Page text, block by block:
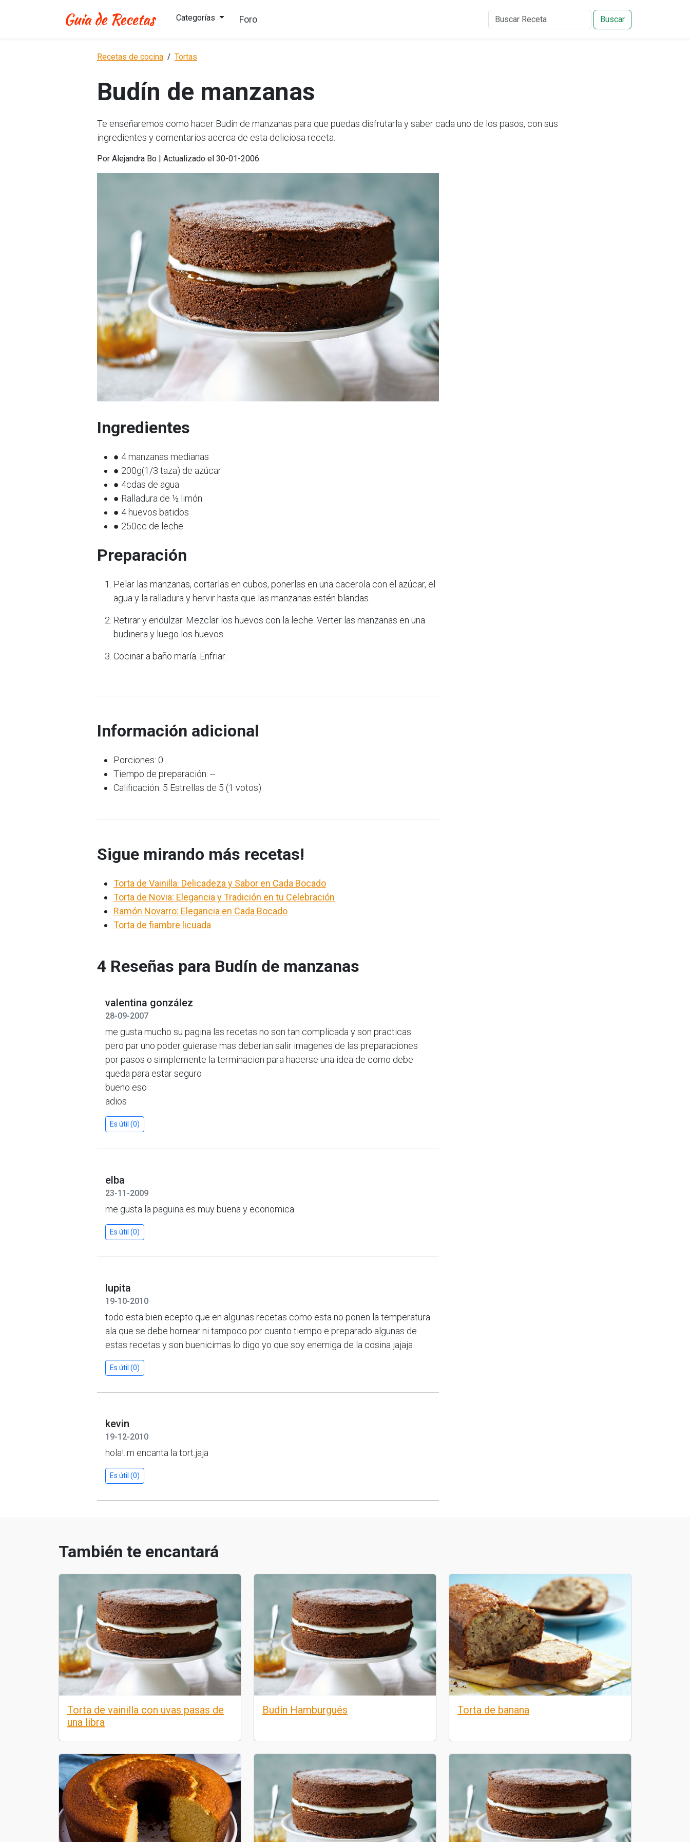
Categorías Foro Buscar
Recetas de cocina Tortas
Budín de manzanas
Te enseñaremos como hacer Budín de manzanas para que puedas disfrutarla y saber cada uno de los pasos, con sus
ingredientes y comentarios acerca de esta deliciosa receta.
Por Alejandra Bo | Actualizado el 30-01-2006
Ingredientes
● 4 manzanas medianas
● 200g(1/3 taza) de azúcar
● 4cdas de agua
● Ralladura de ½ limón
● 4 huevos batidos
● 250cc de leche
Preparación
Pelar las manzanas, cortarlas en cubos, ponerlas en una cacerola con el azúcar, el
agua y la ralladura y hervir hasta que las manzanas estén blandas.
Retirar y endulzar. Mezclar los huevos con la leche. Verter las manzanas en una
budinera y luego los huevos.
Cocinar a baño maría. Enfriar.
Información adicional
Porciones: 0
Tiempo de preparación: --
Calificación: 5 Estrellas de 5 (1 votos)
Sigue mirando más recetas!
Torta de Vainilla: Delicadeza y Sabor en Cada Bocado
Torta de Novia: Elegancia y Tradición en tu Celebración
Ramón Novarro: Elegancia en Cada Bocado
Torta de fiambre licuada
4 Reseñas para Budín de manzanas
valentina gonzález
28-09-2007
me gusta mucho su pagina las recetas no son tan complicada y son practicas
pero par uno poder guierase mas deberian salir imagenes de las preparaciones
por pasos o simplemente la terminacion para hacerse una idea de como debe
queda para estar seguro
bueno eso
adios
Es útil (0)
elba
23-11-2009
me gusta la paguina es muy buena y economica
Es útil (0)
lupita
19-10-2010
todo esta bien ecepto que en algunas recetas como esta no ponen la temperatura
ala que se debe hornear ni tampoco por cuanto tiempo e preparado algunas de
estas recetas y son buenicimas lo digo yo que soy enemiga de la cosina jajaja
Es útil (0)
kevin
19-12-2010
hola!..m encanta la tort.jaja
Es útil (0)
También te encantará
Torta de vainilla con uvas pasas de
una libra
Budín Hamburgués Torta de banana